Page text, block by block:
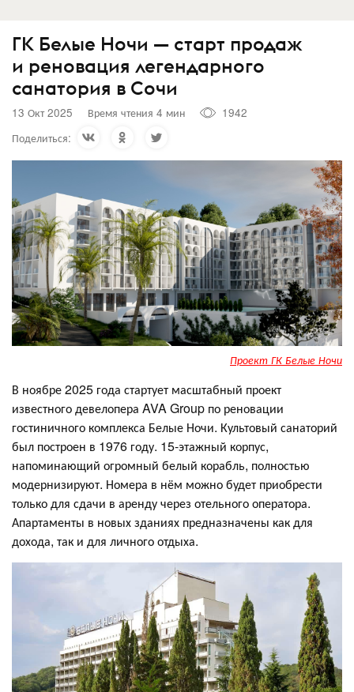
ГК Белые Ночи — старт продаж
и реновация легендарного
санатория в Сочи
13 Окт 2025 Время чтения 4 мин
1942
Поделиться:
Проект ГК Белые Ночи
В ноябре 2025 года стартует масштабный проект
известного девелопера AVA Group по реновации
гостиничного комплекса Белые Ночи. Культовый санаторий
был построен в 1976 году. 15-этажный корпус,
напоминающий огромный белый корабль, полностью
модернизируют. Номера в нём можно будет приобрести
только для сдачи в аренду через отельного оператора.
Апартаменты в новых зданиях предназначены как для
дохода, так и для личного отдыха.